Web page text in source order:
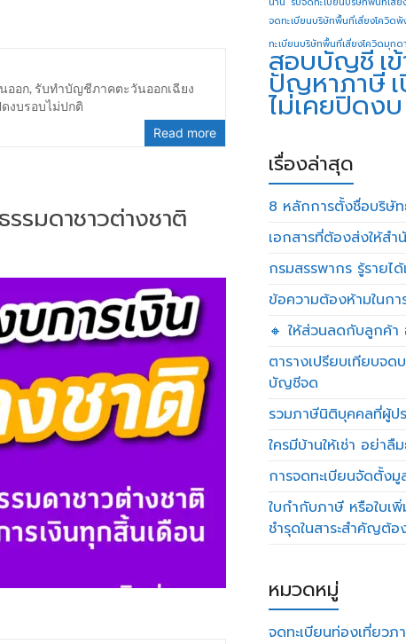
ออก, รับทำบัญชีภาคตะวันออกเฉียง
งบรอบไม่ปกติ
Read more
รมดาชาวต่างชาติ
จดทะเบียนบริษัทพื้นที่เสี่ยงโควิดพั
ทะเบียนบริษัทพื้นที่เสี่ยงโควิดมุกด
สอบบัญชี เ
ปัญหาภาษี
ไม่เคยปิดงบ
เรื่องล่าสุด
8 หลักการตั้งชื่อบริษั
เอกสารที่ต้องส่งให้ส
กรมสรรพากร รู้รายได้
ข้อความต้องห้ามในก
🔸 ให้ส่วนลดกับลูกค้า
ตารางเปรียบเทียบจ
บัญชีจด
รวมภาษีนิติบุคคลที่ผู้ป
ใครมีบ้านให้เช่า อย่า
การจดทะเบียนจัดตั้งมู
ใบกำกับภาษี หรือใบเ
ชำรุดในสาระสำคัญต้อ
หมวดหมู่
จดทะเบียนท่องเที่ยวภ